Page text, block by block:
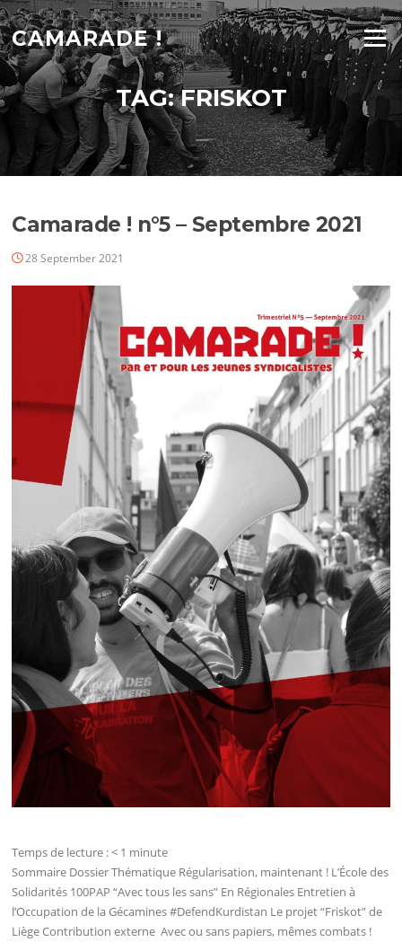
Skip
to
content
CAMARADE ! Menu
TAG:FRISKOT
Camarade ! n°5 – Septembre 2021
28 September 2021
Temps de lecture :< 1 minute
Sommaire Dossier Thématique Régularisation, maintenant ! L’École des
Solidarités 100PAP “Avec tous les sans” En Régionales Entretien à
l’Occupation de la Gécamines #DefendKurdistan Le projet “Friskot” de
Liège Contribution externe Avec ou sans papiers, mêmes combats !